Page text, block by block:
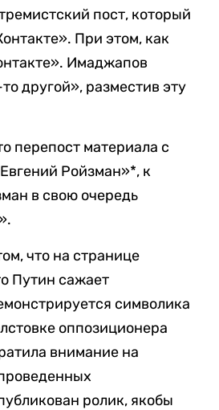
пост, который
При этом, как
Имаджапов
другой», разместив эту
перепост материала с
Ройзман»*, к
в свою очередь
что на странице
Путин сажает
символика
оппозиционера
внимание на
ролик, якобы